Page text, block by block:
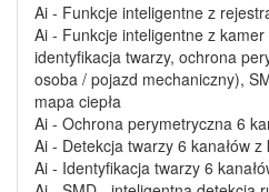
Ai - Funkcje inteligentne z
Ai - Funkcje inteligentne z kamer
identyfikacja twarzy, ochrona
osoba / pojazd mechaniczny),
mapa ciepła
Ai - Ochrona perymetryczna 6
Ai - Detekcja twarzy 6 kanałów z
Ai - Identyfikacja twarzy 6